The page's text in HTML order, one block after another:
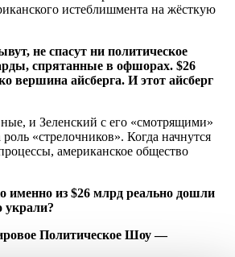
истеблишмента на жёсткую
не спасут ни политическое
спрятанные в офшорах. $26
вершина айсберга. И этот айсберг
и Зеленский с его «смотрящими»
«стрелочников». Когда начнутся
американское общество
именно из $26 млрд реально дошли
украли?
Политическое Шоу —